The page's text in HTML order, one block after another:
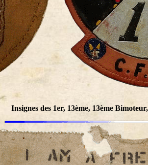
Insignes des 1er, 13ème, 13ème